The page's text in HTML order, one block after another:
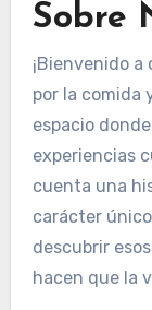
Sobre
¡Bienvenido
por la comida
espacio
experiencias
cuenta una
carácter
descubrir
hacen que la